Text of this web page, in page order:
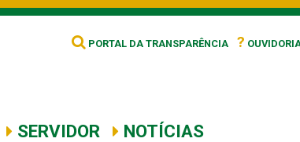
PORTAL DA TRANSPARÊNCIA ?
SERVIDOR NOTÍCIAS